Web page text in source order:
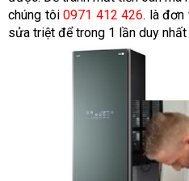
chúng tôi0971 412 426. là đơn
sửa triệt để trong 1 lần duy nhất